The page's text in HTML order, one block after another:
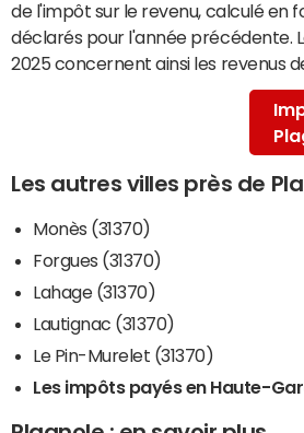
de l'impôt sur le revenu, calculé en
déclarés pour l'année précédente.
2025 concernent ainsi les revenus
Les autres villes près de
Monès (31370)
Forgues (31370)
Lahage (31370)
Lautignac (31370)
Le Pin-Murelet (31370)
Les impôts payés en Haute-